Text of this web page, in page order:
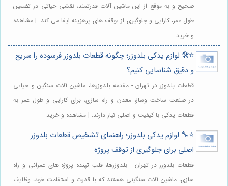
صحیح و به موقع از این ماشین آلات قدرتمند، نقشی حیاتی در تضمین
طول عمر، کارایی و جلوگیری از توقف های پرهزینه ایفا می کند. | مشاهده
و خرید
⭐️🛠️ لوازم یدکی بلدوزر؛ چگونه قطعات بلدوزر فرسوده را سریع
و دقیق شناسایی کنیم؟
قطعات بلدوزر در تهران - مقدمه بلدوزرها، ماشین آلات سنگین و حیاتی
در صنعت ساخت وساز، معدن و راه سازی، برای کارایی و طول عمر به
قطعات یدکی با کیفیت و اصلی نیاز دارند. | مشاهده و خرید
⭐️🔧 لوازم یدکی بلدوزر؛ راهنمای تشخیص قطعات بلدوزر
اصلی برای جلوگیری از توقف پروژه
قطعات بلدوزر در تهران - بلدوزرها، قلب تپنده پروژه های عمرانی و راه
سازی، ماشین آلات سنگینی هستند که با قدرت و استقامت خود، وظایف